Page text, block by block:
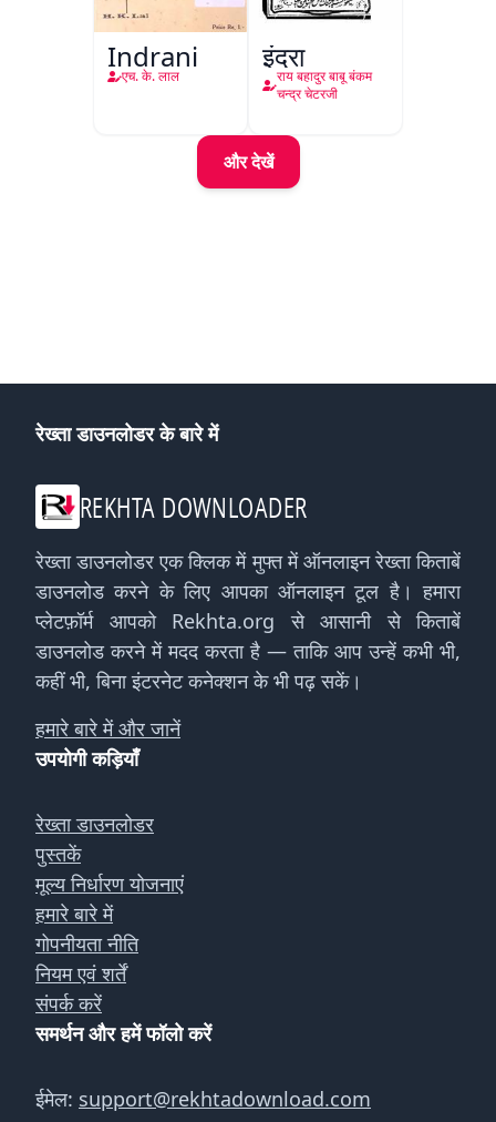
Indrani
एच. के. लाल
इंद्रा
राय बहादुर बाबू बंकम
चन्द्र चेटरजी
और देखें
रेख्ता डाउनलोडर के बारे में
REKHTA DOWNLOADER
रेख्ता डाउनलोडर एक क्लिक में मुफ्त में ऑनलाइन रेख्ता किताबें
डाउनलोड करने के लिए आपका ऑनलाइन टूल है। हमारा
प्लेटफ़ॉर्म आपको Rekhta.org से आसानी से किताबें
डाउनलोड करने में मदद करता है — ताकि आप उन्हें कभी भी,
कहीं भी, बिना इंटरनेट कनेक्शन के भी पढ़ सकें।
हमारे बारे में और जानें
उपयोगी कड़ियाँ
रेख्ता डाउनलोडर
पुस्तकें
मूल्य निर्धारण योजनाएं
हमारे बारे में
गोपनीयता नीति
नियम एवं शर्तें
संपर्क करें
समर्थन और हमें फॉलो करें
ईमेल: support@rekhtadownload.com